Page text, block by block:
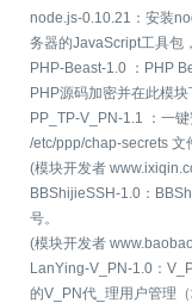
node.js-0.10.21：安装
务器的JavaScript工具包
PHP-Beast-1.0 ：PHP
PHP源码加密并在此模块
PP_TP-V_PN-1.1 ：一
/etc/ppp/chap-secrets 文
(模块开发者
BBShijieSSH-1.0：
号。
(模块开发者
LanYing-V_PN-1.0：
的V_PN代_理用户管理（